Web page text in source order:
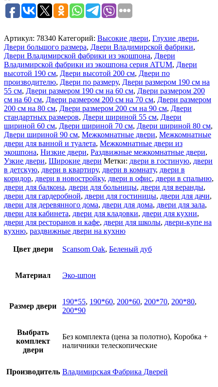
Артикул: 78340 Категорий: Высокие двери, Глухие двери,
Двери большого размера, Двери Владимирской фабрики,
Двери Владимирской фабрики из экошпона, Двери
Владимирской фабрики из экошпона серия ATUM, Двери
высотой 190 см, Двери высотой 200 см, Двери по
производителю, Двери по размеру, Двери размером 190 см на
55 см, Двери размером 190 см на 60 см, Двери размером 200
см на 60 см, Двери размером 200 см на 70 см, Двери размером
200 см на 80 см, Двери размером 200 см на 90 см, Двери
стандартных размеров, Двери шириной 55 см, Двери
шириной 60 см, Двери шириной 70 см, Двери шириной 80 см,
Двери шириной 90 см, Межкомнатные двери, Межкомнатные
двери для ванной и туалета, Межкомнатные двери из
экошпона, Низкие двери, Раздвижные межкомнатные двери,
Узкие двери, Широкие двери Метки: двери в гостиную, двери
в детскую, двери в квартиру, двери в комнату, двери в
коридор, двери в новостройку, двери в офис, двери в спальню,
двери для балкона, двери для больницы, двери для веранды,
двери для гардеробной, двери для гостиницы, двери для дачи,
двери для деревянного дома, двери для дома, двери для зала,
двери для кабинета, двери для кладовки, двери для кухни,
двери для ресторанов и кафе, двери для школы, двери-купе на
кухню, раздвижные двери на кухню
Цвет двери Scansom Oak, Беленый дуб
Материал Эко-шпон
Размер двери
190*55, 190*60, 200*60, 200*70, 200*80,
200*90
Выбрать
комплект
двери
Без комплекта (цена за полотно), Коробка +
наличники телескопические
Производитель Владимирская Фабрика Дверей